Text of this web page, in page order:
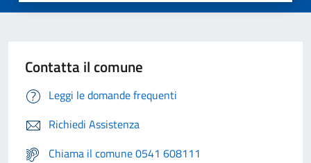
Contatta il comune
Leggi le domande frequenti
Richiedi Assistenza
Chiama il comune 0541 608111